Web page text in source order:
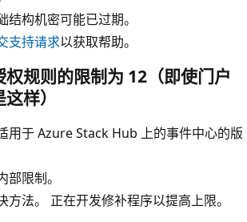
结构机密可能已过期。
支持请求以获取帮助。
规则的限制为 12（即使门户
样）
用于 Azure Stack Hub 上的事件中心的版
部限制。
方法。 正在开发修补程序以提高上限。